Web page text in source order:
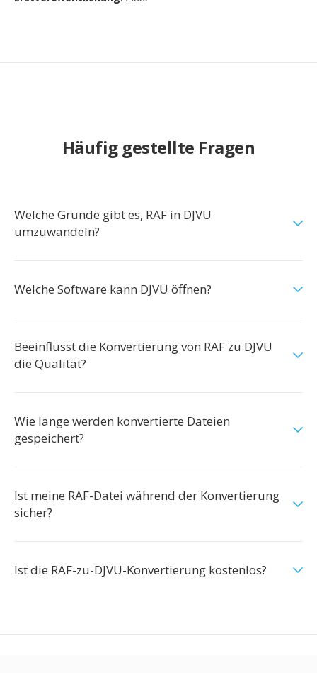
Häufig gestellte Fragen
Welche Gründe gibt es, RAF in DJVU
umzuwandeln?
Welche Software kann DJVU öffnen?
Beeinflusst die Konvertierung von RAF zu DJVU
die Qualität?
Wie lange werden konvertierte Dateien
gespeichert?
Ist meine RAF-Datei während der Konvertierung
sicher?
Ist die RAF-zu-DJVU-Konvertierung kostenlos?